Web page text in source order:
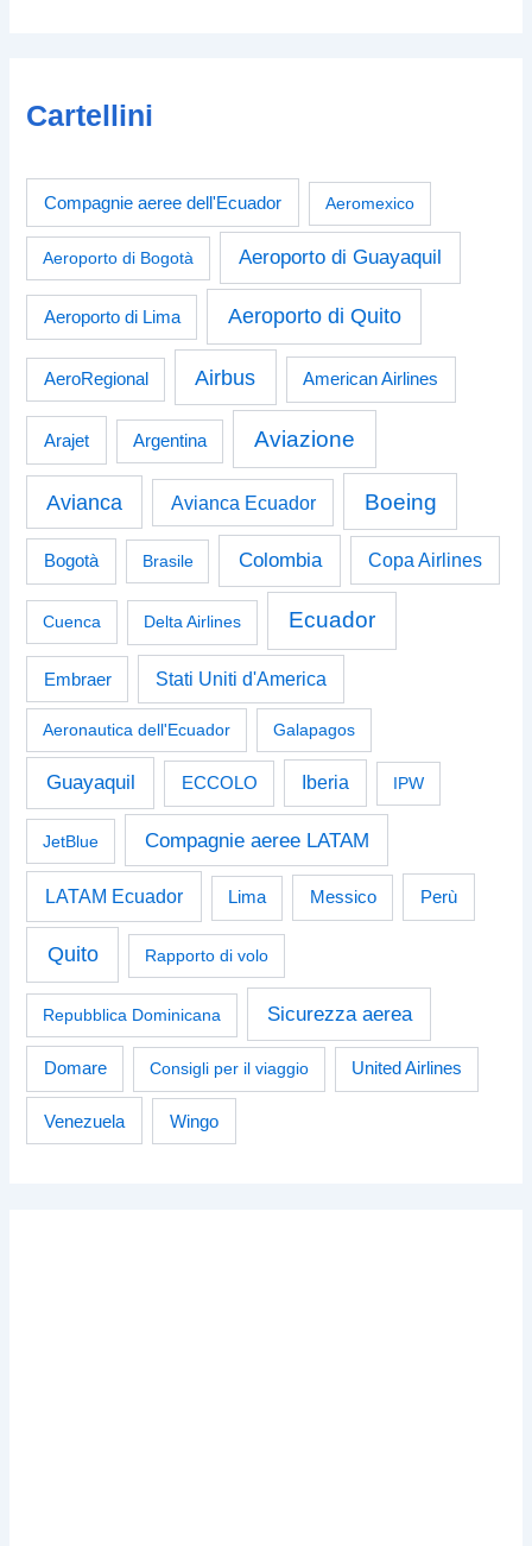
Cartellini
Compagnie aeree dell'Ecuador Aeromexico
Aeroporto di Bogotà Aeroporto di Guayaquil
Aeroporto di Lima Aeroporto di Quito
AeroRegional Airbus American Airlines
Arajet Argentina Aviazione
Avianca Avianca Ecuador Boeing
Bogotà Brasile Colombia Copa Airlines
Cuenca Delta Airlines Ecuador
Embraer Stati Uniti d'America
Aeronautica dell'Ecuador Galapagos
Guayaquil ECCOLO Iberia IPW
JetBlue Compagnie aeree LATAM
LATAM Ecuador Lima Messico Perù
Quito Rapporto di volo
Repubblica Dominicana Sicurezza aerea
Domare Consigli per il viaggio United Airlines
Venezuela Wingo